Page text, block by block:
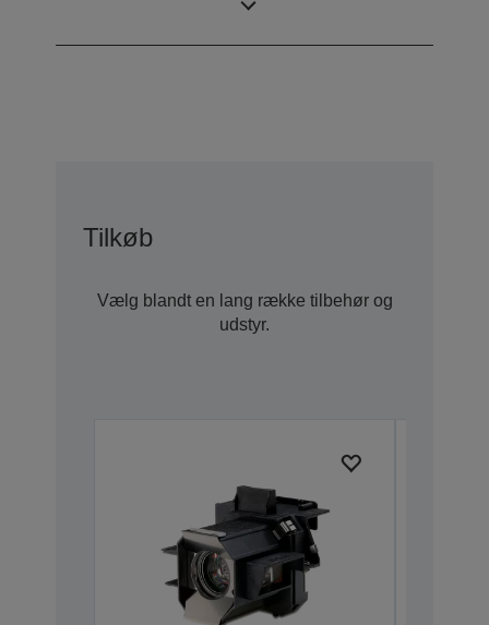
Tilkøb
Vælg blandt en lang række tilbehør og
udstyr.